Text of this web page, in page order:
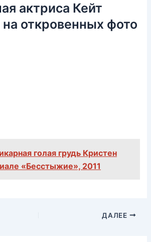
актриса Кейт
откровенных фото
голая грудь Кристен
«Бесстыжие», 2011
ДАЛЕЕ